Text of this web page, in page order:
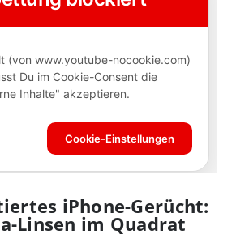
iPhone-Gerücht:
Linsen im Quadrat